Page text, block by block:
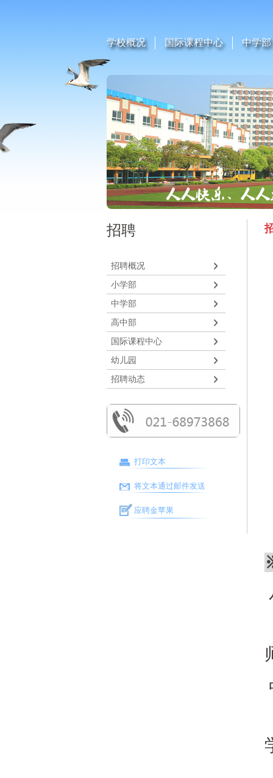
学校概况 国际课程中心 中学部
招聘
招聘概况
小学部
中学部
高中部
国际课程中心
幼儿园
招聘动态
打印文本
将文本通过邮件发送
应聘金苹果